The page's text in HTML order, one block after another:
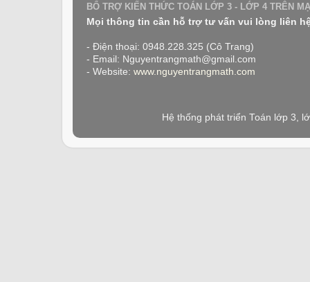
BỔ TRỢ KIẾN THỨC TOÁN LỚP 3 - LỚP 4 TRÊN
Mọi thông tin cần hỗ trợ tư vấn vui lòng liên
- Điện thoại: 0948.228.325 (Cô Trang)
- Email: Nguyentrangmath@gmail.com
- Website: www.nguyentrangmath.com
Hệ thống phát triển Toán lớp 3,